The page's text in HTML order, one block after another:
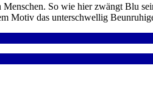
So wie hier zwängt Blu
Motiv das unterschwellig